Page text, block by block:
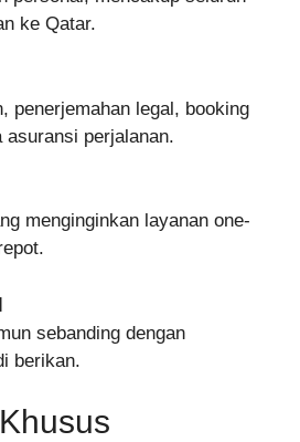
ke Qatar.
penerjemahan legal, booking
perjalanan.
menginginkan layanan one-
sebanding dengan
berikan.